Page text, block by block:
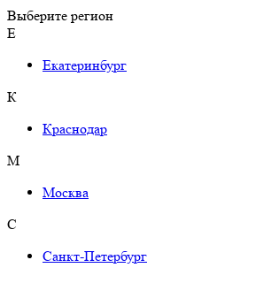
Выберите регион
Е
Екатеринбург
К
Краснодар
М
Москва
С
Санкт-Петербург